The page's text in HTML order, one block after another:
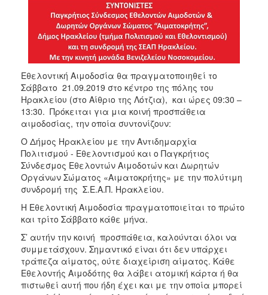
Εθελοντική Αιμοδοσία θα πραγματοποιηθεί το
Σάββατο 21.09.2019 στο κέντρο της πόλης του
Ηρακλείου (στο Αίθριο της Λότζια), και ώρες 09:30 –
13:30. Πρόκειται για μια κοινή προσπάθεια
αιμοδοσίας, την οποία συντονίζουν:
O Δήμος Ηρακλείου με την Αντιδημαρχία
Πολιτισμού - Εθελοντισμού και ο Παγκρήτιος
Σύνδεσμος Εθελοντών Αιμοδοτών και Δωρητών
Οργάνων Σώματος «Αιματοκρήτης» με την πολύτιμη
συνδρομή της Σ.Ε.Α.Π. Ηρακλείου.
Η Εθελοντική Αιμοδοσία πραγματοποιείται το πρώτο
και τρίτο Σάββατο κάθε μήνα.
Σ’ αυτήν την κοινή προσπάθεια, καλούνται όλοι να
συμμετάσχουν. Σημαντικό είναι ότι δεν υπάρχει
τράπεζα αίματος, ούτε διαχείριση αίματος. Κάθε
Εθελοντής Αιμοδότης θα λάβει ατομική κάρτα ή θα
πιστωθεί αυτή που ήδη έχει και με την οποία μπορεί